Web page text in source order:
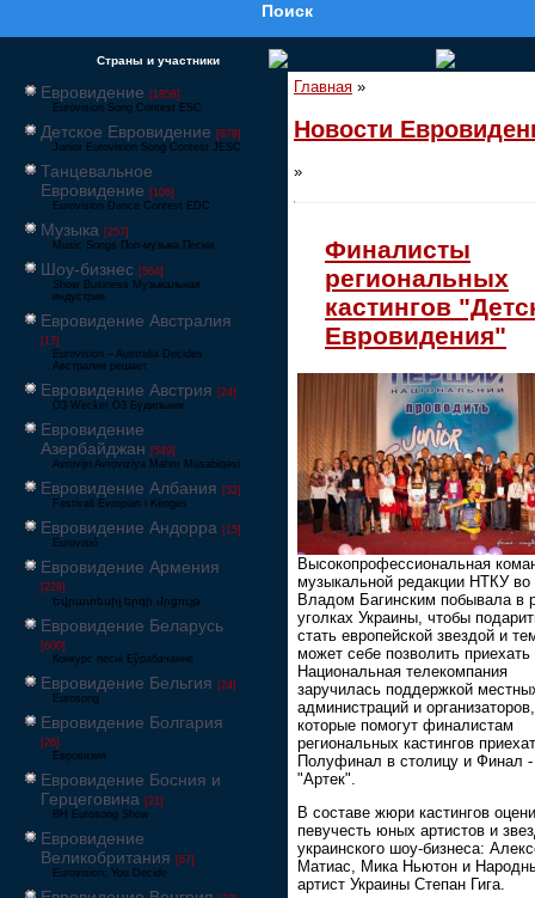
Поиск
Страны и участники
Евровидение [1858]
Eurovision Song Contest ESC
Детское Евровидение [878]
Junior Eurovision Song Contest JESC
Танцевальное
Евровидение [106]
Eurovision Dance Contest EDC
Музыка [257]
Music Songs Поп-музыка Песни
Шоу-бизнес [564]
Show Business Музыкальная
индустрия
Евровидение Австралия
[17]
Eurovision – Australia Decides
Австралия решает
Евровидение Австрия [24]
Ö3-Wecker Ö3 Будильник
Евровидение
Азербайджан [549]
Avrovijn Avroviziya Mahnı Müsabiqəsi
Евровидение Албания [32]
Festivali Evropian i Këngës
Евровидение Андорра [15]
Eurovisió
Евровидение Армения
[228]
Եվրատեսիլ երգի մրցույթ
Евровидение Беларусь
[600]
Конкурс песні Еўрабачанне
Евровидение Бельгия [24]
Eurosong
Евровидение Болгария
[26]
Евровизия
Евровидение Босния и
Герцеговина [21]
BH Eurosong Show
Евровидение
Великобритания [67]
Eurovision: You Decide
Главная »
Новости
»
Финалисты
региональных
кастингов
Евровидения"
Высокопрофессиональная
музыкальной редакции НТКУ во
Владом Багинским побывала в
уголках Украины, чтобы
стать европейской звездой и
может себе позволить
Национальная телекомпания
заручилась поддержкой
администраций и организаторов,
которые помогут финалистам
региональных кастингов
Полуфинал в столицу и Финал
"Артек".
В составе жюри кастингов
певучесть юных артистов и
украинского шоу-бизнеса:
Матиас, Мика Ньютон и
артист Украины Степан Гига.